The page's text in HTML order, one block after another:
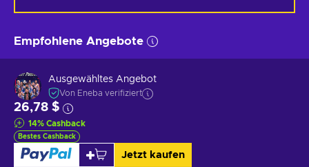
Empfohlene Angebote
Ausgewähltes Angebot
Von Eneba verifiziert
26,78 $
14% Cashback
Bestes Cashback
Jetzt kaufen